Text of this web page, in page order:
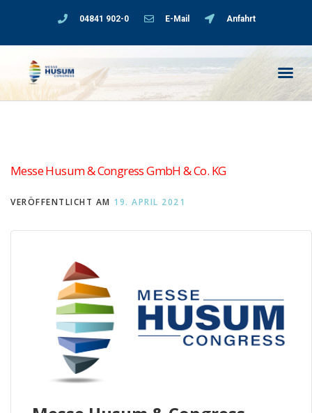
04841 902-0 E-Mail Anfahrt
Messe Husum & Congress GmbH & Co. KG
VERÖFFENTLICHT AM 19. APRIL 2021